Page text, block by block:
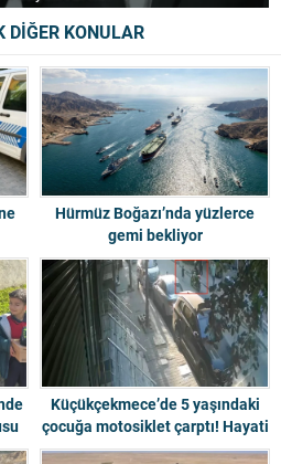
DİĞER KONULAR
Hürmüz Boğazı’nda yüzlerce
gemi bekliyor
Küçükçekmece’de 5 yaşındaki
çocuğa motosiklet çarptı! Hayati
tehlikesi sürüyor